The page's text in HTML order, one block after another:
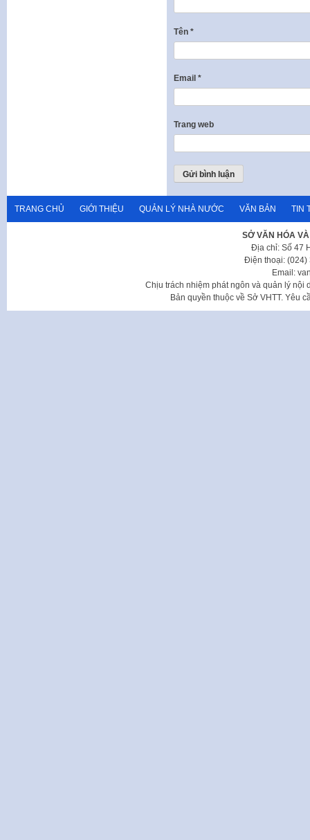
Tên *
Email *
Trang web
TRANG CHỦ GIỚI THIỆU QUẢN LÝ NHÀ NƯỚC VĂN BẢN TIN
SỞ VĂN HÓA
Địa chỉ: Số 47
Điện thoại: (024)
Email:
Chịu trách nhiệm phát ngôn và quản lý nội
Bản quyền thuộc về Sở VHTT. Yêu